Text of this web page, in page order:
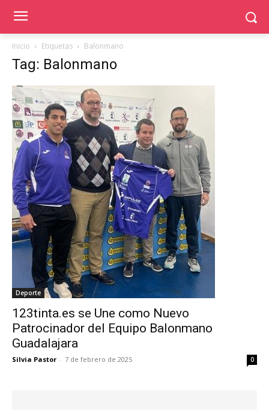
Inicio Etiquetas Balonmano
Tag: Balonmano
Deporte
123tinta.es se Une como Nuevo
Patrocinador del Equipo Balonmano
Guadalajara
Silvia Pastor - 7 de febrero de 2025 0